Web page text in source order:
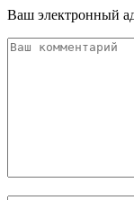
Ваш электронный